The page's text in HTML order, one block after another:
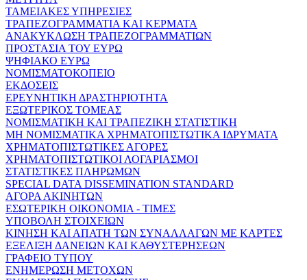
ΤΑΜΕΙΑΚΕΣ ΥΠΗΡΕΣΙΕΣ
ΤΡΑΠΕΖΟΓΡΑΜΜΑΤΙΑ ΚΑΙ ΚΕΡΜΑΤΑ
ΑΝΑΚΥΚΛΩΣΗ ΤΡΑΠΕΖΟΓΡΑΜΜΑΤΙΩΝ
ΠΡΟΣΤΑΣΙΑ ΤΟΥ ΕΥΡΩ
ΨΗΦΙΑΚΟ ΕΥΡΩ
ΝΟΜΙΣΜΑΤΟΚΟΠΕΙΟ
ΕΚΔΟΣΕΙΣ
ΕΡΕΥΝΗΤΙΚΗ ΔΡΑΣΤΗΡΙΟΤΗΤΑ
ΕΞΩΤΕΡΙΚΟΣ ΤΟΜΕΑΣ
ΝΟΜΙΣΜΑΤΙΚΗ ΚΑΙ ΤΡΑΠΕΖΙΚΗ ΣΤΑΤΙΣΤΙΚΗ
ΜΗ ΝΟΜΙΣΜΑΤΙΚΑ ΧΡΗΜΑΤΟΠΙΣΤΩΤΙΚΑ ΙΔΡΥΜΑΤΑ
ΧΡΗΜΑΤΟΠΙΣΤΩΤΙΚΕΣ ΑΓΟΡΕΣ
ΧΡΗΜΑΤΟΠΙΣΤΩΤΙΚΟΙ ΛΟΓΑΡΙΑΣΜΟΙ
ΣΤΑΤΙΣΤΙΚΕΣ ΠΛΗΡΩΜΩΝ
SPECIAL DATA DISSEMINATION STANDARD
ΑΓΟΡΑ ΑΚΙΝΗΤΩΝ
ΕΣΩΤΕΡΙΚΗ ΟΙΚΟΝΟΜΙΑ - ΤΙΜΕΣ
ΥΠΟΒΟΛΗ ΣΤΟΙΧΕΙΩΝ
ΚΙΝΗΣΗ ΚΑΙ ΑΠΑΤΗ ΤΩΝ ΣΥΝΑΛΛΑΓΩΝ ΜΕ ΚΑΡΤΕΣ
ΕΞΕΛΙΞΗ ΔΑΝΕΙΩΝ ΚΑΙ ΚΑΘΥΣΤΕΡΗΣΕΩΝ
ΓΡΑΦΕΙΟ ΤΥΠΟΥ
ΕΝΗΜΕΡΩΣΗ ΜΕΤΟΧΩΝ